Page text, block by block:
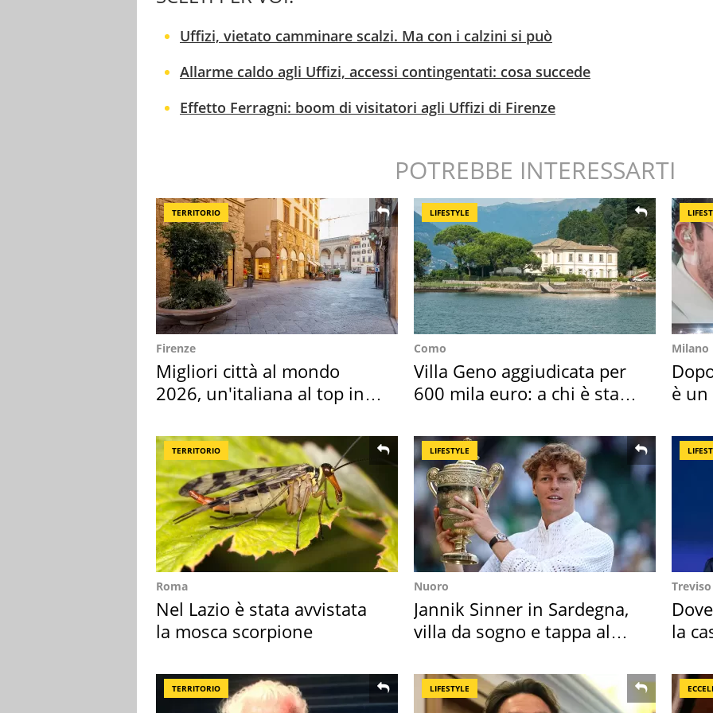
Uffizi, vietato camminare scalzi. Ma con i calzini si può
Allarme caldo agli Uffizi, accessi contingentati: cosa succede
Effetto Ferragni: boom di visitatori agli Uffizi di Firenze
POTREBBE INTERESSARTI
TERRITORIO
Firenze
Migliori città al mondo
2026, un'italiana al top in
LIFESTYLE
Como
Villa Geno aggiudicata per
600 mila euro: a chi è stata
Milano
è un
TERRITORIO
Roma
Nel Lazio è stata avvistata
la mosca scorpione
LIFESTYLE
Nuoro
Jannik Sinner in Sardegna,
villa da sogno e tappa al
Treviso
la
TERRITORIO LIFESTYLE